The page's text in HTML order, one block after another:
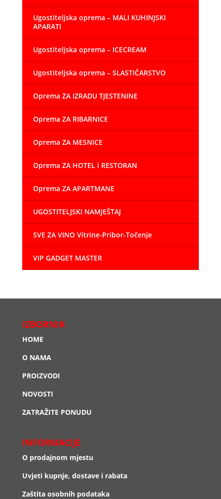
Ugostiteljska oprema – MALI KUHINJSKI
APARATI
Ugostiteljska oprema – ICECREAM
Ugostiteljska oprema – SLASTIČARSTVO
Oprema ZA IZRADU TJESTENINE
Oprema ZA RIBARNICE
Oprema ZA MESNICE
Oprema ZA HOTEL i RESTORAN
Oprema ZA APARTMANE
UGOSTITELJSKI NAMJEŠTAJ
SVE ZA VINO Vitrine-Pribor-Točenje
VIP GADGET MASTER
IZBORNIK
HOME
O NAMA
PROIZVODI
NOVOSTI
ZATRAŽITE PONUDU
INFORMACIJE
O prodajnom mjestu
Uvjeti kupnje, dostave i rabata
Zaštita osobnih podataka